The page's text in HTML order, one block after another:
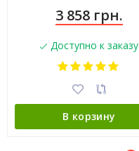
3 858 грн.
Доступно к заказу
В корзину